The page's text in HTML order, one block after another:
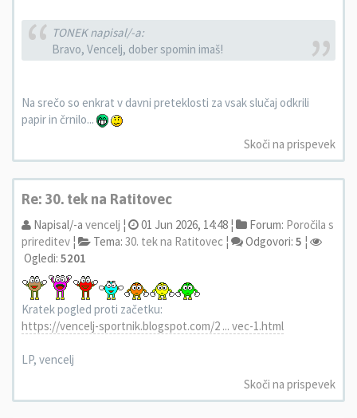
TONEK napisal/-a:
Bravo, Vencelj, dober spomin imaš!
Na srečo so enkrat v davni preteklosti za vsak slučaj odkrili
papir in črnilo...
Skoči na prispevek
Re: 30. tek na Ratitovec
Napisal/-a vencelj ¦ 01 Jun 2026, 14:48 ¦ Forum: Poročila s
prireditev ¦ Tema: 30. tek na Ratitovec ¦ Odgovori: 5 ¦
Ogledi: 5201
Kratek pogled proti začetku:
https://vencelj-sportnik.blogspot.com/2 ... vec-1.html
LP, vencelj
Skoči na prispevek